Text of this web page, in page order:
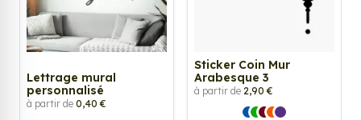
Lettrage mural
personnalisé
à partir de 0,40 €
Sticker Coin Mur
Arabesque 3
à partir de 2,90 €